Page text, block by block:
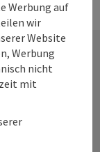
Werbung auf
wir
Website
Werbung
nicht
mit